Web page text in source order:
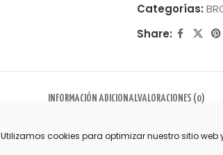
Utilizamos cookies para optimizar nuestro sitio web
Categorías:
Share:
INFORMACIÓN ADICIONALVALORACIONES (0)